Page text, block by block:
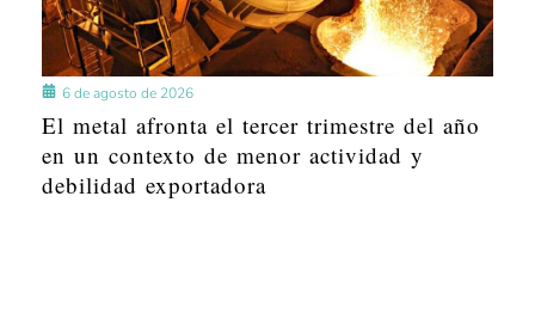
6 de agosto de 2026
El metal afronta el tercer trimestre del año
en un contexto de menor actividad y
debilidad exportadora